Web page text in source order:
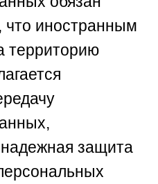
что иностранным
территорию
защита